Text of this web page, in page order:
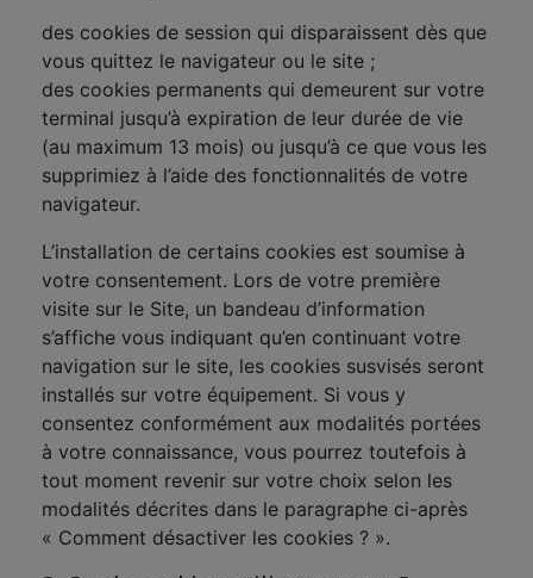
des cookies de session qui disparaissent dès que
vous quittez le navigateur ou le site ;
des cookies permanents qui demeurent sur votre
terminal jusqu’à expiration de leur durée de vie
(au maximum 13 mois) ou jusqu’à ce que vous les
supprimiez à l’aide des fonctionnalités de votre
navigateur.
L’installation de certains cookies est soumise à
votre consentement. Lors de votre première
visite sur le Site, un bandeau d’information
s’affiche vous indiquant qu’en continuant votre
navigation sur le site, les cookies susvisés seront
installés sur votre équipement. Si vous y
consentez conformément aux modalités portées
à votre connaissance, vous pourrez toutefois à
tout moment revenir sur votre choix selon les
modalités décrites dans le paragraphe ci-après
« Comment désactiver les cookies ? ».